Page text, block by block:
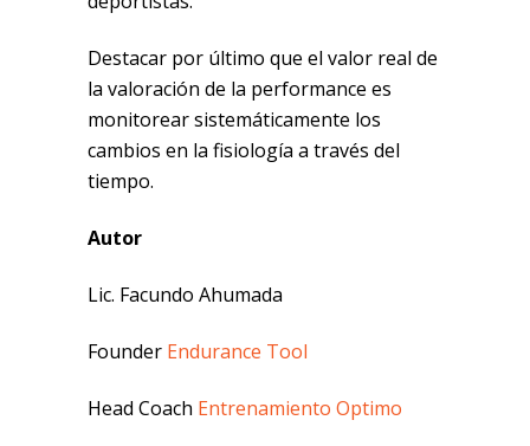
Destacar por último que el valor real de
la valoración de la performance es
monitorear sistemáticamente los
cambios en la fisiología a través del
tiempo.
Autor
Lic. Facundo Ahumada
Founder Endurance Tool
Head Coach Entrenamiento Optimo